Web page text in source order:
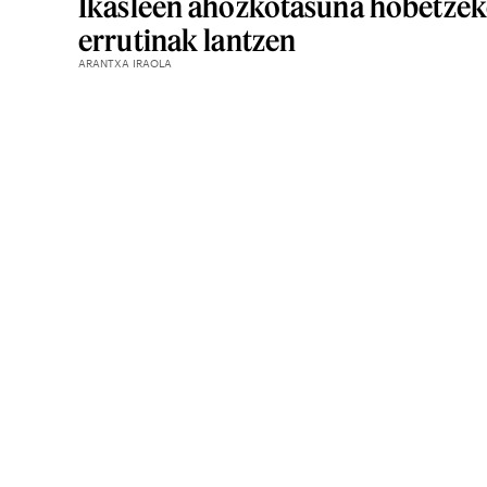
errutinak lantzen
ARANTXA IRAOLA